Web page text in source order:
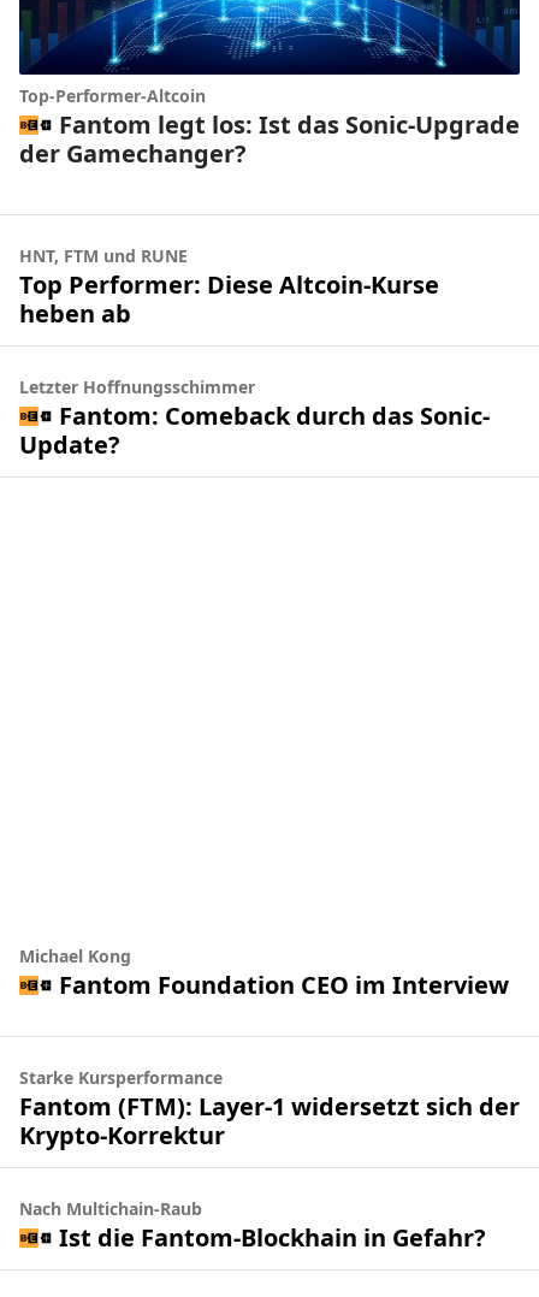
Top-Performer-Altcoin
Fantom legt los: Ist das Sonic-Upgrade
der Gamechanger?
HNT, FTM und RUNE
Top Performer: Diese Altcoin-Kurse
heben ab
Letzter Hoffnungsschimmer
Fantom: Comeback durch das Sonic-
Update?
Michael Kong
Fantom Foundation CEO im Interview
Starke Kursperformance
Fantom (FTM): Layer-1 widersetzt sich der
Krypto-Korrektur
Nach Multichain-Raub
Ist die Fantom-Blockhain in Gefahr?